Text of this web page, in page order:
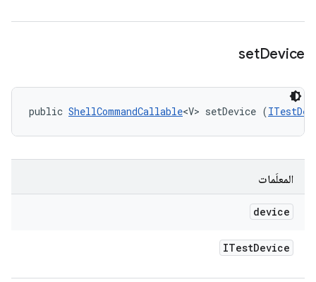
setDevice
public ShellCommandCallable<V> setDevice (
المعلَمات
device
ITestDevice